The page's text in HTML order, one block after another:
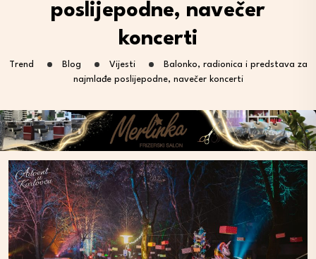
poslijepodne, navečer
koncerti
Trend Blog Vijesti
Balonko, radionica i predstava za
najmlađe poslijepodne, navečer koncerti